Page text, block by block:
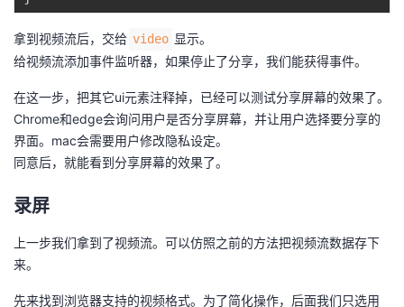
拿到视频流后，交给 video 显示。
给视频流添加事件监听器，如果停止了分享，我们能获得事件。
在这一步，把其它ui元素注释掉，已经可以测试分享屏幕的效果了。
Chrome和edge会询问用户是否分享屏幕，并让用户选择要分享的
界面。mac会需要用户修改隐私设定。
同意后，就能看到分享屏幕的效果了。
录屏
上一步我们拿到了视频流。可以仿照之前的方法把视频流数据存下
来。
先来找到浏览器支持的视频格式。为了简化操作，后面我们只选用